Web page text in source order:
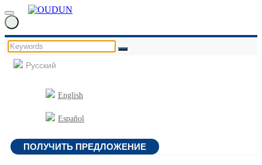
Русский
English
Español
ПОЛУЧИТЬ ПРЕДЛОЖЕНИЕ